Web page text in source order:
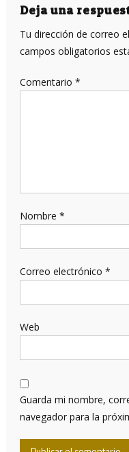
entradas
Deja una
Tu dirección de correo
campos obligatorios
Comentario *
Nombre *
Correo electrónico *
Web
Guarda mi nombre,
navegador para la